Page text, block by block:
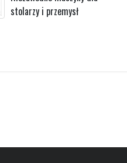
stolarzy i przemysł